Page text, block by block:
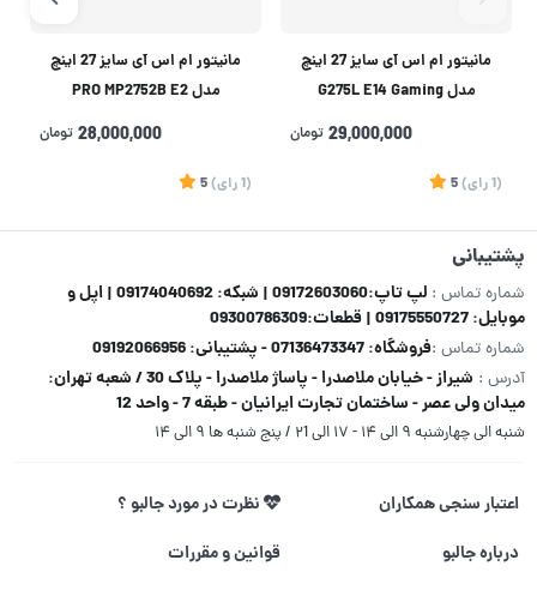
مانیتور ام اس آی سایز 27 اینچ
مدل G275L E14 Gaming
29,000,000 تومان
(1 رای)
5
مانیتور ام اس آی سایز 27 اینچ
مدل PRO MP2752B E2
28,000,000 تومان
(1 رای)
5
پشتیبانی
شماره تماس :
لپ تاپ:09172603060 | شبکه: 09174040692 | اپل و
موبایل: 09175550727 | قطعات:09300786309
شماره تماس :فروشگاه: 07136473347 - پشتیبانی: 09192066956
آدرس :
شیراز - خیابان ملاصدرا - پاساژ ملاصدرا - پلاک 30 / شعبه تهران:
میدان ولی عصر - ساختمان تجارت ایرانیان - طبقه 7 - واحد 12
شنبه الی چهارشنبه ۹ الی ۱۴ - ۱۷ الی ۲1 / پنج شنبه ها ۹ الی ۱۴
اعتبار سنجی همکاران
نظرت در مورد جالبو ؟
درباره جالبو
قوانین و مقررات